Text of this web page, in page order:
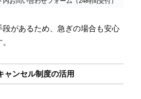
段があるため、急ぎの場合も安心
ャンセル制度の活用